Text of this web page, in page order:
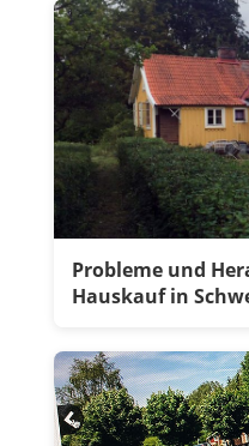
Probleme und
Hauskauf in